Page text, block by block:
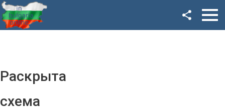
Раскрыта
схема